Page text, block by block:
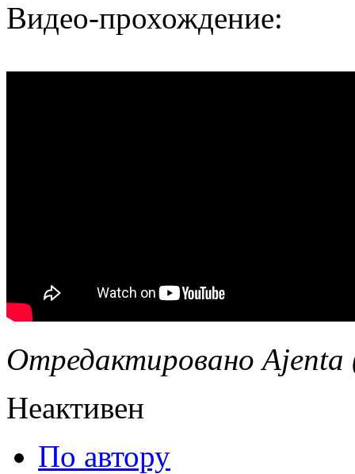
Видео-прохождение:
Отредактировано Ajenta
Неактивен
По автору